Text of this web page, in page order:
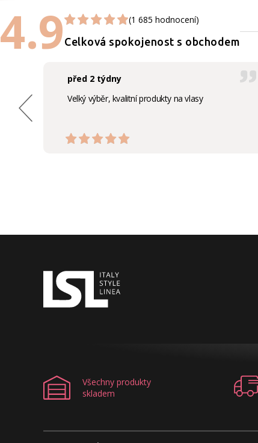
4.9 (1 685 hodnocení)
Celková spokojenost s obchodem
před 2 týdny
Velký výběr, kvalitní produkty na vlasy
Všechny produkty
skladem